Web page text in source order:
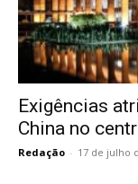
Exigências
China no
Redação - 17 de julho